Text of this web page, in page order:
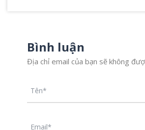
Bình luận
Địa chỉ email của bạn sẽ không